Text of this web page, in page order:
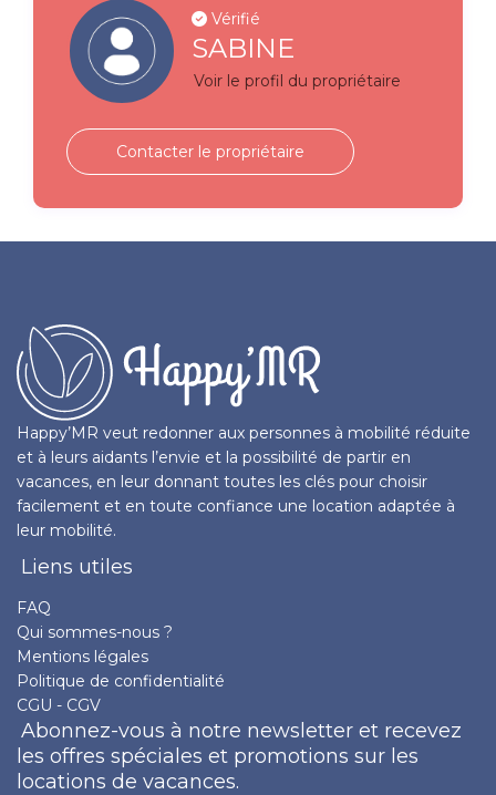
Vérifié
SABINE
Voir le profil du propriétaire
Contacter le propriétaire
Happy’MR veut redonner aux personnes à mobilité réduite
et à leurs aidants l’envie et la possibilité de partir en
vacances, en leur donnant toutes les clés pour choisir
facilement et en toute confiance une location adaptée à
leur mobilité.
Liens utiles
FAQ
Qui sommes-nous ?
Mentions légales
Politique de confidentialité
CGU - CGV
Abonnez-vous à notre newsletter et recevez
les offres spéciales et promotions sur les
locations de vacances.